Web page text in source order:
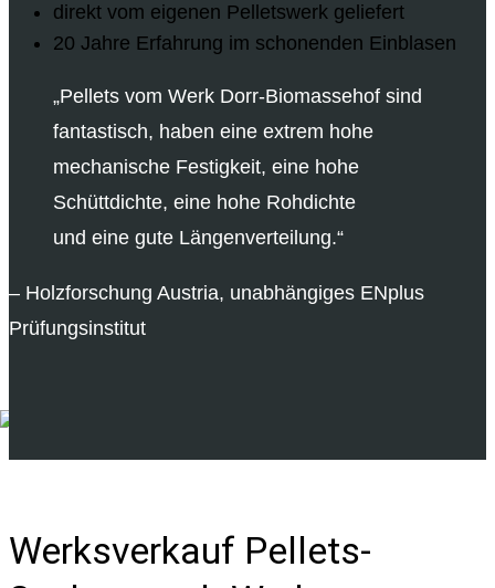
direkt vom eigenen Pelletswerk geliefert
20 Jahre Erfahrung im schonenden Einblasen
„Pellets vom Werk Dorr-Biomassehof sind
fantastisch, haben eine extrem hohe
mechanische Festigkeit, eine hohe
Schüttdichte, eine hohe Rohdichte
und eine gute Längenverteilung.“
– Holzforschung Austria, unabhängiges ENplus
Prüfungsinstitut
Werksverkauf Pellets-